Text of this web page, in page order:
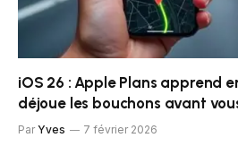
iOS 26 : Apple Plans apprend
déjoue les bouchons avant
Par Yves 7 février 2026